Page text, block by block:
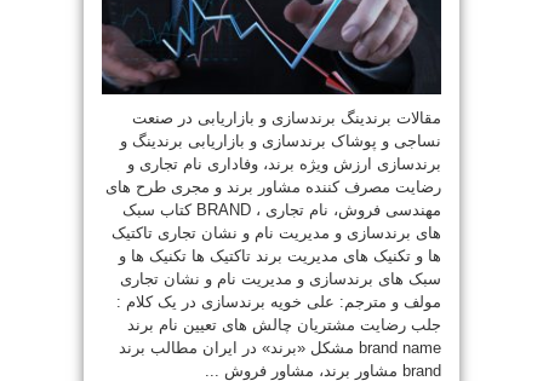
مقالات برندینگ برندسازی و بازاریابی در صنعت
نساجی و پوشاک برندسازی و بازاریابی برندینگ و
برندسازی ارزش ویژه برند، وفاداری نام تجاری و
رضایت مصرف کننده مشاور برند و مجری طرح های
مهندسی فروش، نام تجاری ، BRAND کتاب سبک
های برندسازی و مدیریت نام و نشان تجاری تاکتیک
ها و تکنیک های مدیریت برند تاکتیک ها تکنیک ها و
سبک های برندسازی و مدیریت نام و نشان تجاری
مولف و مترجم: علی خویه برندسازی در یک کلام :
جلب رضایت مشتریان چالش های تعیین نام برند
brand name مشکل «برند» در ایران مطالب برند
brand مشاور برند، مشاور فروش ...